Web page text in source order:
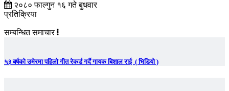
२०८० फाल्गुन १६ गते बुधवार
प्रतिक्रिया
सम्बन्धित समाचार
५३ बर्षको उमेरमा पहिलो गीत रेकर्ड गर्दै गायक बिशाल राई ( भिडियो )